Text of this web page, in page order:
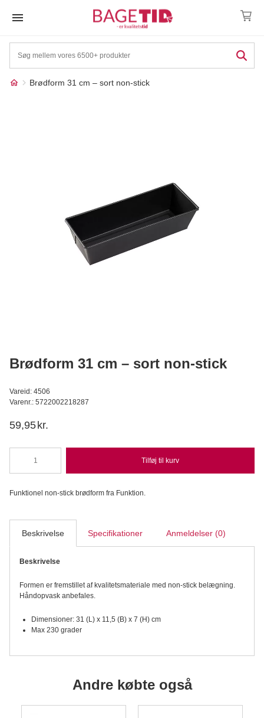
Brødform 31 cm – sort non-stick
Brødform 31 cm – sort non-stick
Vareid: 4506
Varenr.: 5722002218287
59,95 kr.
Brødform
31
-
non-
stick
Tilføj til kurv
Funktionel non-stick brødform fra Funktion.
Beskrivelse Specifikationer Anmeldelser (0)
Beskrivelse
Formen er fremstillet af kvalitetsmateriale med non-stick belægning.
Håndopvask anbefales.
Dimensioner: 31 (L) x 11,5 (B) x 7 (H) cm
Max 230 grader
Andre købte også